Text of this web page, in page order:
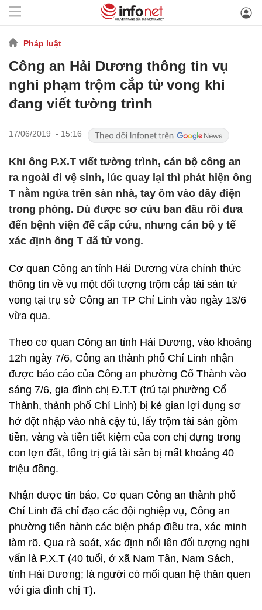
Pháp luật
Công an Hải Dương thông tin vụ
nghi phạm trộm cắp tử vong khi
đang viết tường trình
17/06/2019 - 15:16
Khi ông P.X.T viết tường trình, cán bộ công an
ra ngoài đi vệ sinh, lúc quay lại thì phát hiện ông
T nằm ngửa trên sàn nhà, tay ôm vào dây điện
trong phòng. Dù được sơ cứu ban đầu rồi đưa
đến bệnh viện để cấp cứu, nhưng cán bộ y tế
xác định ông T đã tử vong.
Cơ quan Công an tỉnh Hải Dương vừa chính thức
thông tin về vụ một đối tượng trộm cắp tài sản tử
vong tại trụ sở Công an TP Chí Linh vào ngày 13/6
vừa qua.
Theo cơ quan Công an tỉnh Hải Dương, vào khoảng
12h ngày 7/6, Công an thành phố Chí Linh nhận
được báo cáo của Công an phường Cổ Thành vào
sáng 7/6, gia đình chị Đ.T.T (trú tại phường Cổ
Thành, thành phố Chí Linh) bị kẻ gian lợi dụng sơ
hở đột nhập vào nhà cậy tủ, lấy trộm tài sản gồm
tiền, vàng và tiền tiết kiệm của con chị đựng trong
con lợn đất, tổng trị giá tài sản bị mất khoảng 40
triệu đồng.
Nhận được tin báo, Cơ quan Công an thành phố
Chí Linh đã chỉ đạo các đội nghiệp vụ, Công an
phường tiến hành các biện pháp điều tra, xác minh
làm rõ. Qua rà soát, xác định nổi lên đối tượng nghi
vấn là P.X.T (40 tuổi, ở xã Nam Tân, Nam Sách,
tỉnh Hải Dương; là người có mối quan hệ thân quen
với gia đình chị T).